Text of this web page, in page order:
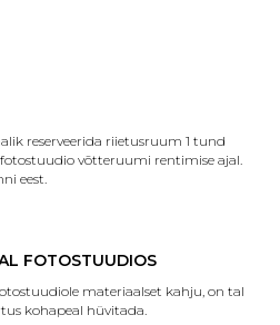
reserveerida riietusruum 1 tund
võtteruumi rentimise ajal.
eest.
FOTOSTUUDIOS
materiaalset kahju, on tal
kohapeal hüvitada.